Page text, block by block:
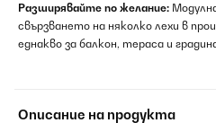
Разширявайте по желание:
свързването на няколко лехи в
еднакво за балкон, тераса и
Описание на продукта